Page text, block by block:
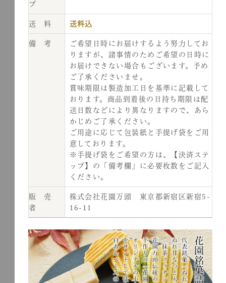
プ
送 料 送料込
備 考
ご希望日時にお届けするよう努力してお
りますが、諸事情のためご希望の日時に
お届けできない場合もございます。予め
ご了承くださいませ。
賞味期限は製造加工日を基準に記載して
おります。商品到着後の日持ち期限は配
送日数などにより異なりますので、あら
かじめご了承ください。
ご用途に応じて包装紙と手提げ袋をご用
意しております。
※手提げ袋をご希望の方は、【決済ステ
ップ】の「備考欄」に必要枚数をご記入
ください。
販 売
者
株式会社花園万頭 東京都新宿区新宿5-
16-11